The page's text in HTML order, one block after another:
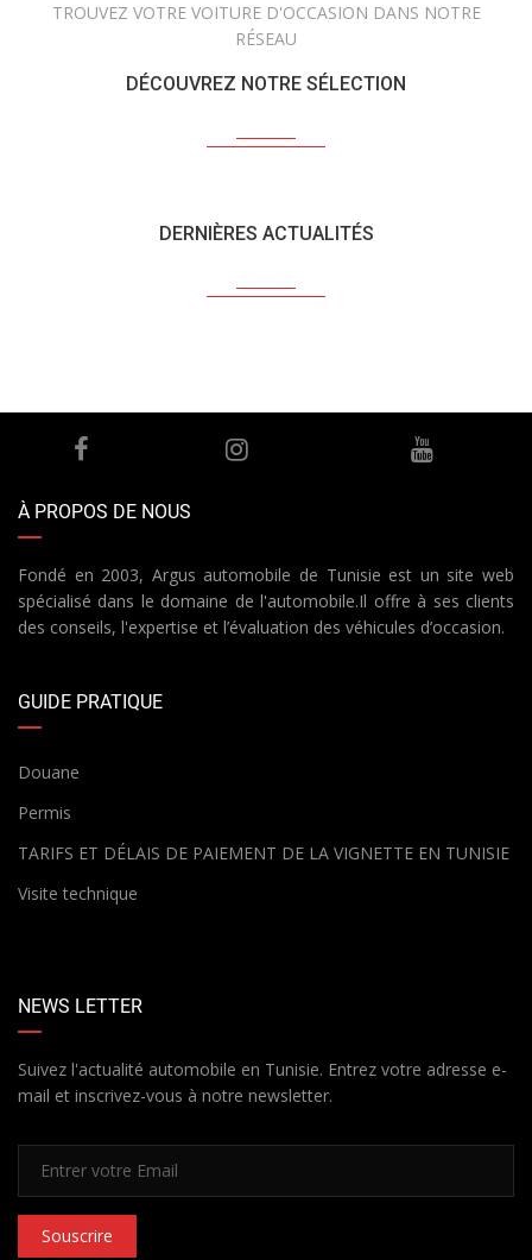
TROUVEZ VOTRE VOITURE D'OCCASION DANS NOTRE
RÉSEAU
DÉCOUVREZ NOTRE SÉLECTION
DERNIÈRES ACTUALITÉS
À PROPOS DE NOUS
Fondé en 2003, Argus automobile de Tunisie est un site web
spécialisé dans le domaine de l'automobile.Il offre à ses clients
des conseils, l'expertise et l’évaluation des véhicules d’occasion.
GUIDE PRATIQUE
Douane
Permis
TARIFS ET DÉLAIS DE PAIEMENT DE LA VIGNETTE EN TUNISIE
Visite technique
NEWS LETTER
Suivez l'actualité automobile en Tunisie. Entrez votre adresse e-
mail et inscrivez-vous à notre newsletter.
Souscrire